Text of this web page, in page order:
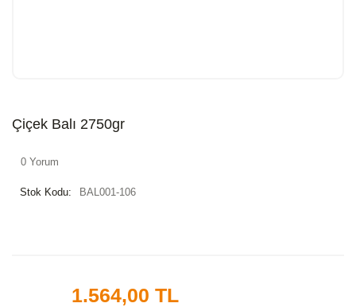
Çiçek Balı 2750gr
0 Yorum
Stok Kodu: BAL001-106
1.564,00 TL